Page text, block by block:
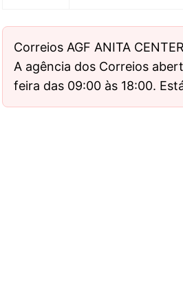
Correios AGF ANITA
A agência dos Correios
feira das 09:00 às 18:00.